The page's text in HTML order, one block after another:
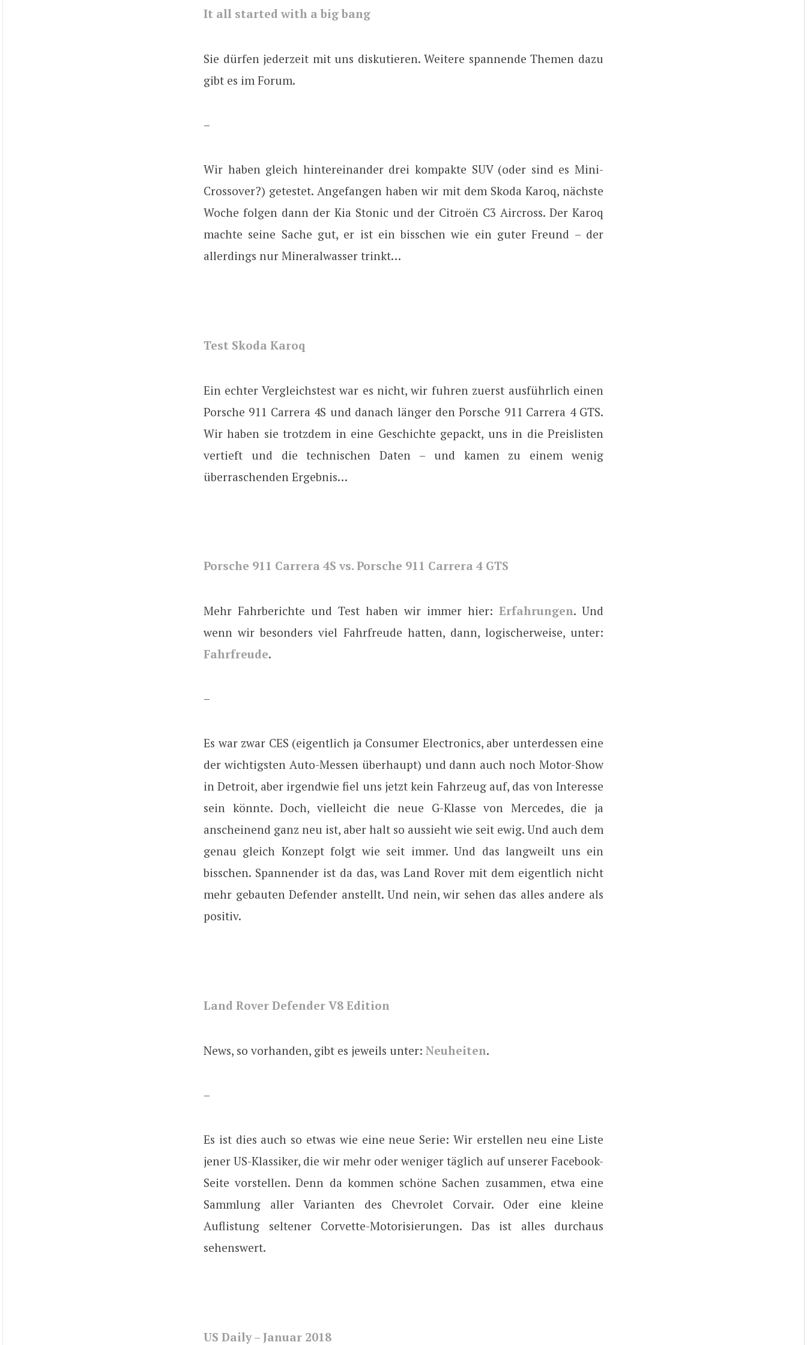
It all started with a big bang
Sie dürfen jederzeit mit uns diskutieren. Weitere spannende Themen dazu
gibt es im Forum.
–
Wir haben gleich hintereinander drei kompakte SUV (oder sind es Mini-
Crossover?) getestet. Angefangen haben wir mit dem Skoda Karoq, nächste
Woche folgen dann der Kia Stonic und der Citroën C3 Aircross. Der Karoq
machte seine Sache gut, er ist ein bisschen wie ein guter Freund – der
allerdings nur Mineralwasser trinkt…
Test Skoda Karoq
Ein echter Vergleichstest war es nicht, wir fuhren zuerst ausführlich einen
Porsche 911 Carrera 4S und danach länger den Porsche 911 Carrera 4 GTS.
Wir haben sie trotzdem in eine Geschichte gepackt, uns in die Preislisten
vertieft und die technischen Daten – und kamen zu einem wenig
überraschenden Ergebnis…
Porsche 911 Carrera 4S vs. Porsche 911 Carrera 4 GTS
Mehr Fahrberichte und Test haben wir immer hier: Erfahrungen. Und
wenn wir besonders viel Fahrfreude hatten, dann, logischerweise, unter:
Fahrfreude.
–
Es war zwar CES (eigentlich ja Consumer Electronics, aber unterdessen eine
der wichtigsten Auto-Messen überhaupt) und dann auch noch Motor-Show
in Detroit, aber irgendwie fiel uns jetzt kein Fahrzeug auf, das von Interesse
sein könnte. Doch, vielleicht die neue G-Klasse von Mercedes, die ja
anscheinend ganz neu ist, aber halt so aussieht wie seit ewig. Und auch dem
genau gleich Konzept folgt wie seit immer. Und das langweilt uns ein
bisschen. Spannender ist da das, was Land Rover mit dem eigentlich nicht
mehr gebauten Defender anstellt. Und nein, wir sehen das alles andere als
positiv.
Land Rover Defender V8 Edition
News, so vorhanden, gibt es jeweils unter: Neuheiten.
–
Es ist dies auch so etwas wie eine neue Serie: Wir erstellen neu eine Liste
jener US-Klassiker, die wir mehr oder weniger täglich auf unserer Facebook-
Seite vorstellen. Denn da kommen schöne Sachen zusammen, etwa eine
Sammlung aller Varianten des Chevrolet Corvair. Oder eine kleine
Auflistung seltener Corvette-Motorisierungen. Das ist alles durchaus
sehenswert.
US Daily – Januar 2018